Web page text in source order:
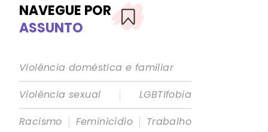
NAVEGUE POR
ASSUNTO
Violência doméstica e familiar
Violência sexual
|
LGBTIfobia
Racismo | Feminicídio | Trabalho